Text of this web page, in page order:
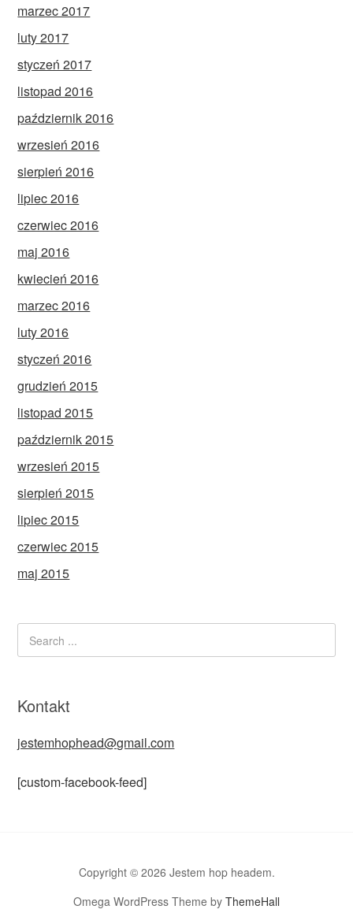
marzec 2017
luty 2017
styczeń 2017
listopad 2016
październik 2016
wrzesień 2016
sierpień 2016
lipiec 2016
czerwiec 2016
maj 2016
kwiecień 2016
marzec 2016
luty 2016
styczeń 2016
grudzień 2015
listopad 2015
październik 2015
wrzesień 2015
sierpień 2015
lipiec 2015
czerwiec 2015
maj 2015
Kontakt
jestemhophead@gmail.com
[custom-facebook-feed]
Copyright © 2026 Jestem hop headem.
Omega WordPress Theme by ThemeHall